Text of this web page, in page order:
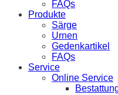
FAQs
Produkte
Särge
Urnen
Gedenkartikel
FAQs
Service
Online Service